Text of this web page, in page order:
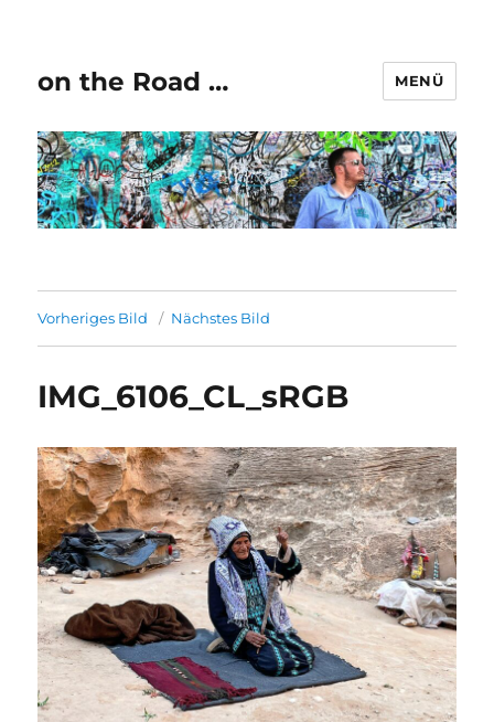
on the Road … MENÜ
Vorheriges Bild Nächstes Bild
IMG_6106_CL_sRGB